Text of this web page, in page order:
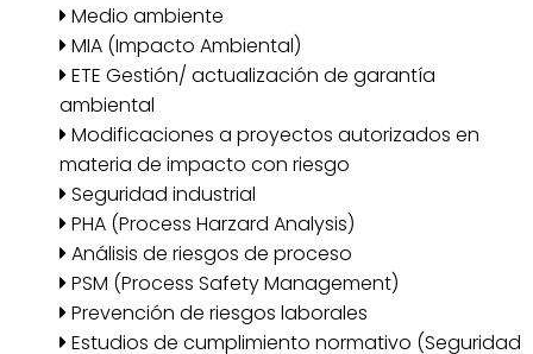
Medio ambiente
MIA (Impacto Ambiental)
ETE Gestión/ actualización de garantía
ambiental
Modificaciones a proyectos autorizados en
materia de impacto con riesgo
Seguridad industrial
PHA (Process Harzard Analysis)
Análisis de riesgos de proceso
PSM (Process Safety Management)
Prevención de riesgos laborales
Estudios de cumplimiento normativo (Seguridad